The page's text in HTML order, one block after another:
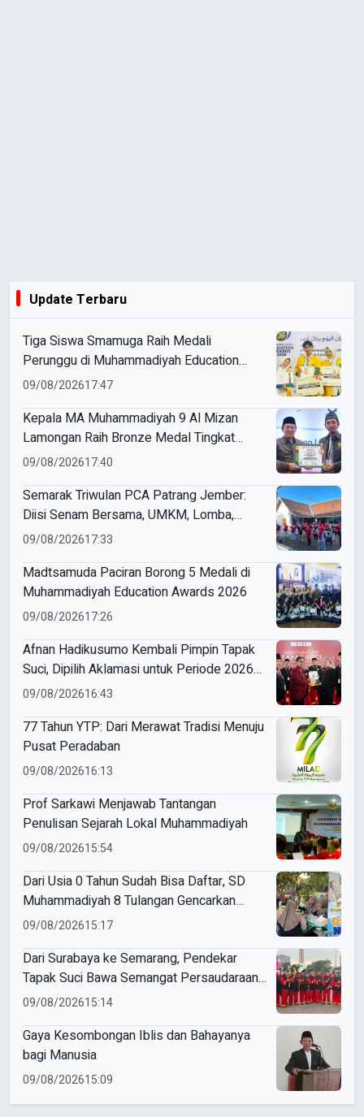
Update Terbaru
Tiga Siswa Smamuga Raih Medali
Perunggu di Muhammadiyah Education
Awards 2026
09/08/202617:47
Kepala MA Muhammadiyah 9 Al Mizan
Lamongan Raih Bronze Medal Tingkat
Jawa Timur pada ME Awards 2026
09/08/202617:40
Semarak Triwulan PCA Patrang Jember:
Diisi Senam Bersama, UMKM, Lomba,
Pemeriksaan Kesehatan, hingga
09/08/202617:33
Madtsamuda Paciran Borong 5 Medali di
Muhammadiyah Education Awards 2026
09/08/202617:26
Afnan Hadikusumo Kembali Pimpin Tapak
Suci, Dipilih Aklamasi untuk Periode 2026–
2031
09/08/202616:43
77 Tahun YTP: Dari Merawat Tradisi Menuju
Pusat Peradaban
09/08/202616:13
Prof Sarkawi Menjawab Tantangan
Penulisan Sejarah Lokal Muhammadiyah
09/08/202615:54
Dari Usia 0 Tahun Sudah Bisa Daftar, SD
Muhammadiyah 8 Tulangan Gencarkan
SPMB
09/08/202615:17
Dari Surabaya ke Semarang, Pendekar
Tapak Suci Bawa Semangat Persaudaraan
di Muktamar XVI
09/08/202615:14
Gaya Kesombongan Iblis dan Bahayanya
bagi Manusia
09/08/202615:09